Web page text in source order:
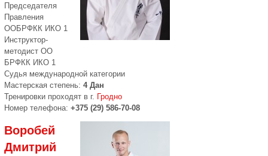
Председателя
Правления
ООБРФКК ИКО 1
Инструктор-
методист ОО
БРФКК ИКО 1
Судья международной категории
Мастерская степень:4 Дан
Тренировки проходят в г. Гродно
Номер телефона:+375 (29) 586-70-08
Воробей
Дмитрий